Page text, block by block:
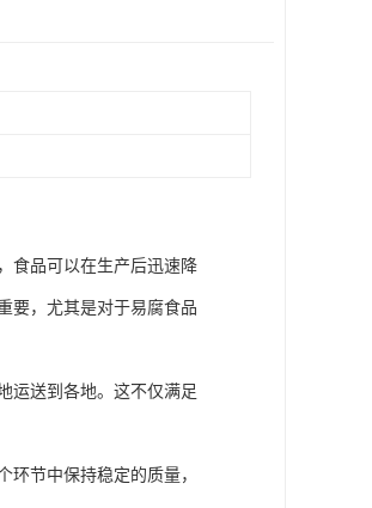
食品可以在生产后迅速降
要，尤其是对于易腐食品
运送到各地。这不仅满足
节中保持稳定的质量，